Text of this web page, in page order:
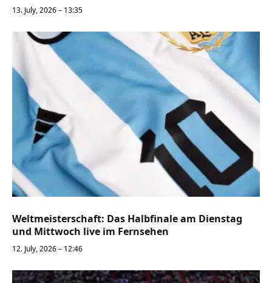
13. July, 2026 – 13:35
Weltmeisterschaft: Das Halbfinale am Dienstag
und Mittwoch live im Fernsehen
12. July, 2026 – 12:46